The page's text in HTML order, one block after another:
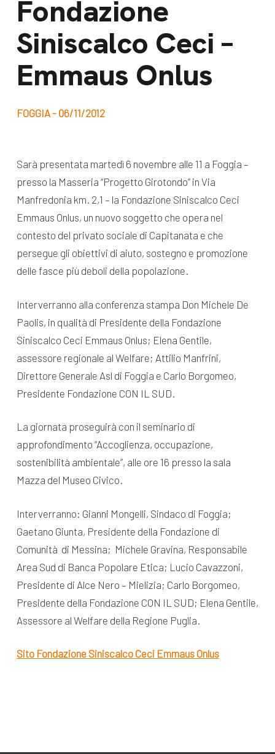
Fondazione
Siniscalco Ceci –
Emmaus Onlus
FOGGIA - 06/11/2012
Sarà presentata martedì 6 novembre alle 11 a Foggia –
presso la Masseria “Progetto Girotondo” in Via
Manfredonia km. 2,1 – la Fondazione Siniscalco Ceci
Emmaus Onlus, un nuovo soggetto che opera nel
contesto del privato sociale di Capitanata e che
persegue gli obiettivi di aiuto, sostegno e promozione
delle fasce più deboli della popolazione.
Interverranno alla conferenza stampa Don Michele De
Paolis, in qualità di Presidente della Fondazione
Siniscalco Ceci Emmaus Onlus; Elena Gentile,
assessore regionale al Welfare; Attilio Manfrini,
Direttore Generale Asl di Foggia e Carlo Borgomeo,
Presidente Fondazione CON IL SUD.
La giornata proseguirà con il seminario di
approfondimento “Accoglienza, occupazione,
sostenibilità ambientale”, alle ore 16 presso la sala
Mazza del Museo Civico.
Interverranno: Gianni Mongelli, Sindaco di Foggia;
Gaetano Giunta, Presidente della Fondazione di
Comunità di Messina; Michele Gravina, Responsabile
Area Sud di Banca Popolare Etica; Lucio Cavazzoni,
Presidente di Alce Nero – Mielizia; Carlo Borgomeo,
Presidente della Fondazione CON IL SUD; Elena Gentile,
Assessore al Welfare della Regione Puglia.
Sito Fondazione Siniscalco Ceci Emmaus Onlus
Lavora con noi
Bilancio di
missione
News e
appuntamenti
Appuntamenti
dal Sud
Campagne
Libri e
pubblicazioni
e blog progetti
Seguici sui social: